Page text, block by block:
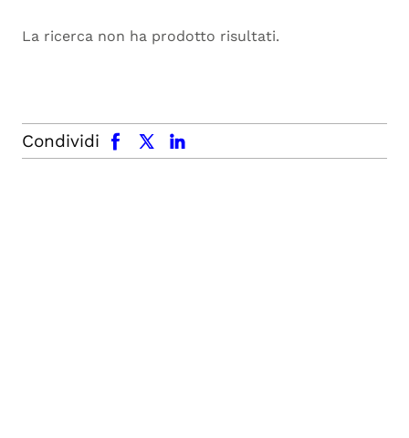
La ricerca non ha prodotto risultati.
Condividi
facebook x.com linkedin